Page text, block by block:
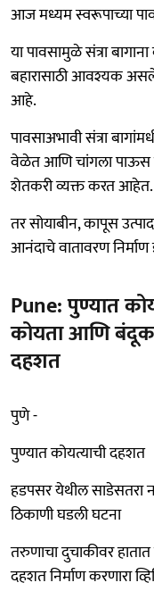
आज मध्यम स्वरूपाच्या
या पावसामुळे संत्रा
बहारासाठी आवश्यक
आहे.
पावसाअभावी संत्रा
वेळेत आणि चांगला पाऊस
शेतकरी व्यक्त करत आहेत.
तर सोयाबीन, कापूस
आनंदाचे वातावरण
Pune: पुण्यात
कोयता आणि
दहशत
पुणे -
पुण्यात कोयत्याची दहशत
हडपसर येथील साडेसतरा
ठिकाणी घडली घटना
तरुणाचा दुचाकीवर
दहशत निर्माण करणारा